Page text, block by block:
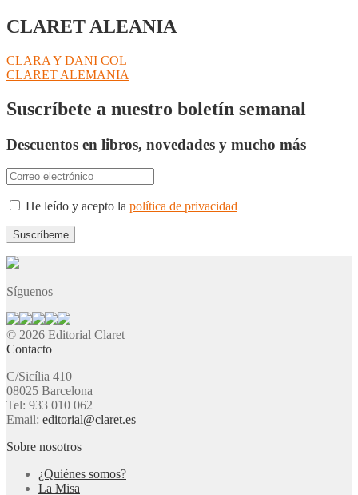
CLARET ALEANIA
Navegación
de
entradas
Anterior:
CLARA Y DANI COL
Siguiente:
CLARET ALEMANIA
Suscríbete a nuestro boletín semanal
Descuentos en libros, novedades y mucho más
He leído y acepto la política de privacidad
Síguenos
© 2026 Editorial Claret
Contacto
C/Sicília 410
08025 Barcelona
Tel: 933 010 062
Email: editorial@claret.es
Sobre nosotros
¿Quiénes somos?
La Misa